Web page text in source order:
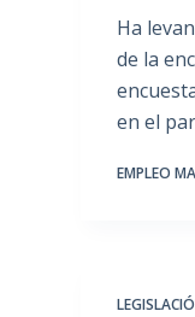
Ha
de la
en el
EMPLEO